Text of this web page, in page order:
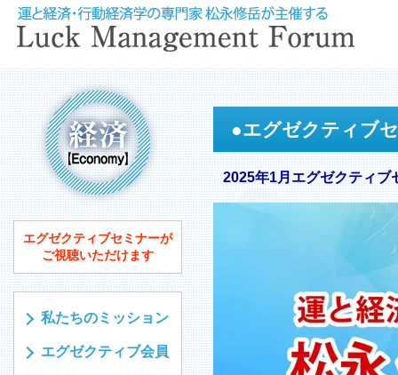
エグゼクティブセミナーが
ご視聴いただけます
私たちのミッション
エグゼクティブ会員
●エグゼクティブ
2025年1月エグゼクティブ